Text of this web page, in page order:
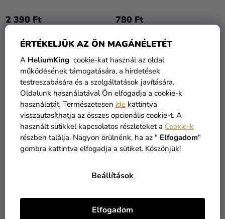
ÉRTÉKELJÜK AZ ÖN MAGÁNÉLETÉT
A HeliumKing cookie-kat használ az oldal
működésének támogatására, a hirdetések
testreszabására és a szolgáltatások javítására.
Oldalunk használatával Ön elfogadja a cookie-k
használatát. Természetesen ide kattintva
visszautasíthatja az összes opcionális cookie-t. A
használt sütikkel kapcsolatos részleteket a Cookie-k
részben találja. Nagyon örülnénk, ha az " Elfogadom"
gombra kattintva elfogadja a sütiket. Köszönjük!
Beállítások
Elfogadom
2 390 Ft
KOSÁRBA
780 Ft
KOSÁRBA
KIÁRUSÍTÁS
cm